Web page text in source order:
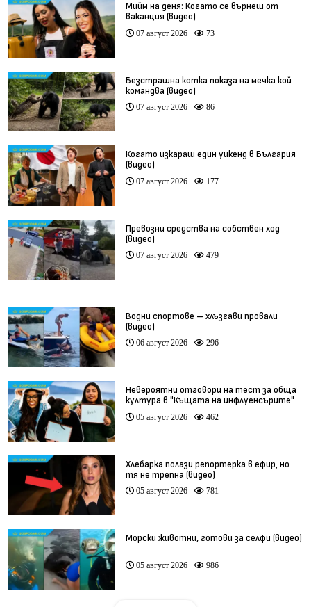
Мийм на деня: Когато се върнеш от
ваканция (видео)
07 август 2026 73
Безстрашна котка показа на мечка кой
командва (видео)
07 август 2026 86
Когато изкараш един уикенд в България
(видео)
07 август 2026 177
Превозни средства на собствен ход
(видео)
07 август 2026 479
Водни спортове – хлъзгави провали
(видео)
06 август 2026 296
Невероятни отговори на тест за обща
култура в "Къщата на инфлуенсърите"
(видео)
05 август 2026 462
Хлебарка полази репортерка в ефир, но
тя не трепна (видео)
05 август 2026 781
Морски животни, готови за селфи (видео)
05 август 2026 986